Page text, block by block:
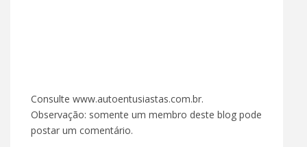
Consulte www.autoentusiastas.com.br.
Observação: somente um membro deste blog pode
postar um comentário.